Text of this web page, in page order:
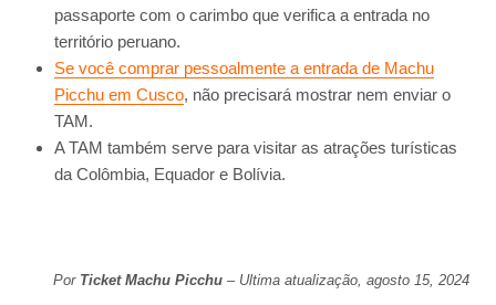
passaporte com o carimbo que verifica a entrada no
território peruano.
Se você comprar pessoalmente a entrada de Machu
Picchu em Cusco, não precisará mostrar nem enviar o
TAM.
A TAM também serve para visitar as atrações turísticas
da Colômbia, Equador e Bolívia.
Por Ticket Machu Picchu– Ultima atualização, agosto 15, 2024